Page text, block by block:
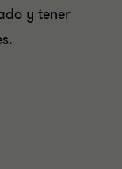
y tener